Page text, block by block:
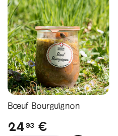
Bœuf Bourguignon
24 93 €